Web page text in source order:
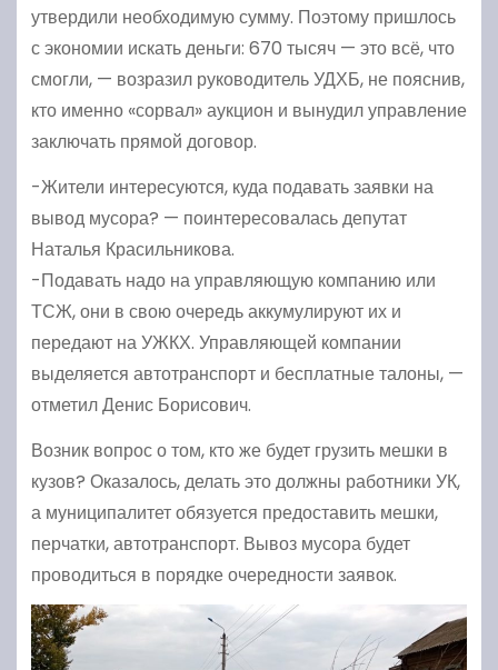
утвердили необходимую сумму. Поэтому пришлось
с экономии искать деньги: 670 тысяч — это всё, что
смогли, — возразил руководитель УДХБ, не пояснив,
кто именно «сорвал» аукцион и вынудил управление
заключать прямой договор.
-Жители интересуются, куда подавать заявки на
вывод мусора? — поинтересовалась депутат
Наталья Красильникова.
-Подавать надо на управляющую компанию или
ТСЖ, они в свою очередь аккумулируют их и
передают на УЖКХ. Управляющей компании
выделяется автотранспорт и бесплатные талоны, —
отметил Денис Борисович.
Возник вопрос о том, кто же будет грузить мешки в
кузов? Оказалось, делать это должны работники УК,
а муниципалитет обязуется предоставить мешки,
перчатки, автотранспорт. Вывоз мусора будет
проводиться в порядке очередности заявок.